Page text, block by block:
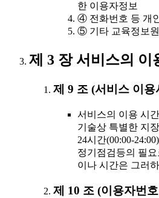
한 이용자정보
④ 전화번호 등 개
⑤ 기타 교육정보
제 3 장 서비스의 이
제 9 조 (서비스 이용
서비스의 이용 시
기술상 특별한 지
24시간(00:00-
정기점검등의 필
이나 시간은 그러
제 10 조 (이용자번